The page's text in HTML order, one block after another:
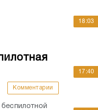
Комментарии
18:03
17:40